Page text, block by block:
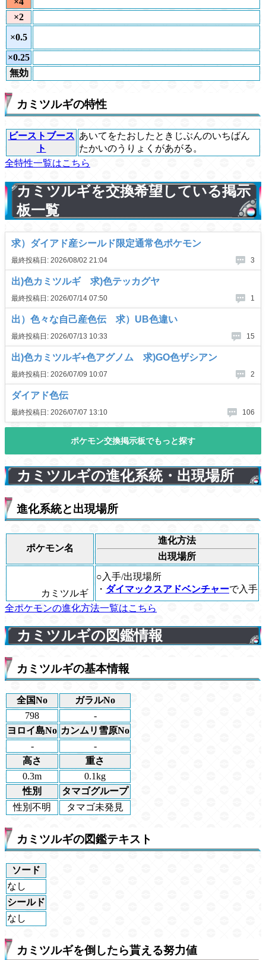
×2
×0.5
×0.25
無効
カミツルギの特性
ビーストブース
ト
あいてをたおしたときじぶんのいちばん
たかいのうりょくがあがる。
全特性一覧はこちら
カミツルギを交換希望している掲示
板一覧
カミツルギの進化系統・出現場所
進化系統と出現場所
ポケモン名
進化方法
出現場所
カミツルギ
○入手/出現場所
・ ダイマックスアドベンチャーで入手
全ポケモンの進化方法一覧はこちら
カミツルギの図鑑情報
カミツルギの基本情報
全国No
ガラルNo
798
-
ヨロイ島No カンムリ雪原No
-
-
高さ
重さ
0.3m
0.1kg
性別
タマゴグループ
性別不明
タマゴ未発見
カミツルギの図鑑テキスト
ソード
なし
シールド
なし
カミツルギを倒したら貰える努力値